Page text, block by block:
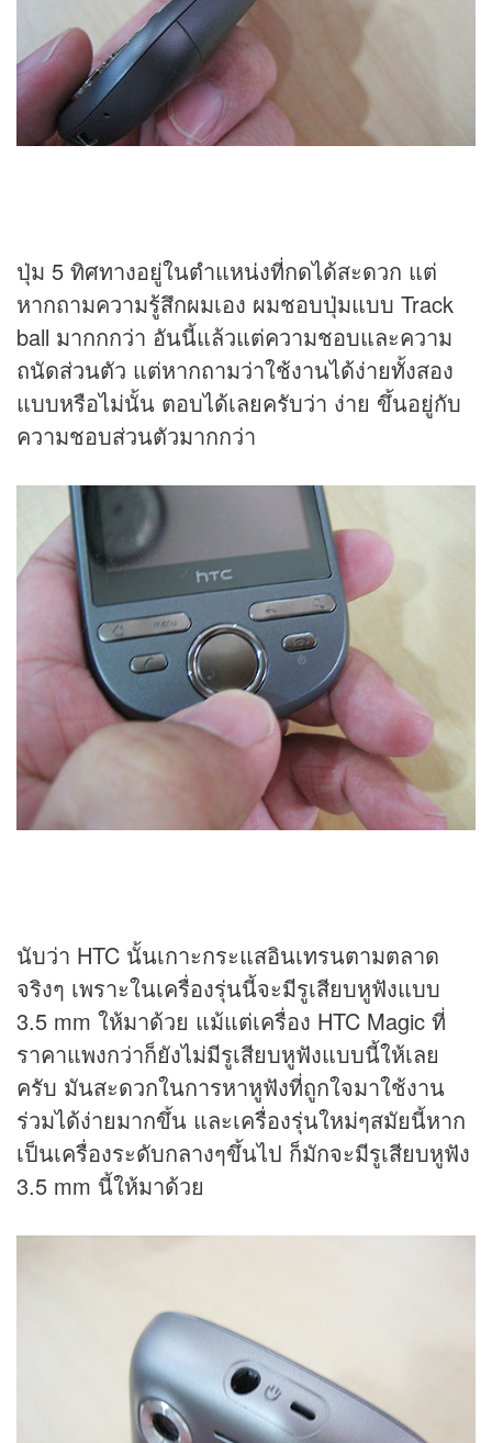
ปุ่ม 5 ทิศทางอยู่ในตำแหน่งที่กดได้สะดวก แต่
หากถามความรู้สึกผมเอง ผมชอบปุ่มแบบ Track
ball มากกกว่า อันนี้แล้วแต่ความชอบและความ
ถนัดส่วนตัว แต่หากถามว่าใช้งานได้ง่ายทั้งสอง
แบบหรือไม่นั้น ตอบได้เลยครับว่า ง่าย ขึ้นอยู่กับ
ความชอบส่วนตัวมากกว่า
นับว่า HTC นั้นเกาะกระแสอินเทรนตามตลาด
จริงๆ เพราะในเครื่องรุ่นนี้จะมีรูเสียบหูฟังแบบ
3.5 mm ให้มาด้วย แม้แต่เครื่อง HTC Magic ที่
ราคาแพงกว่าก็ยังไม่มีรูเสียบหูฟังแบบนี้ให้เลย
ครับ มันสะดวกในการหาหูฟังที่ถูกใจมาใช้งาน
ร่วมได้ง่ายมากขึ้น และเครื่องรุ่นใหม่ๆสมัยนี้หาก
เป็นเครื่องระดับกลางๆขึ้นไป ก็มักจะมีรูเสียบหูฟัง
3.5 mm นี้ให้มาด้วย